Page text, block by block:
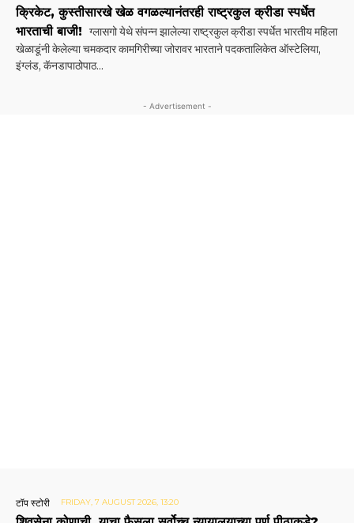
क्रिकेट, कुस्तीसारखे खेळ वगळल्यानंतरही राष्ट्रकुल क्रीडा स्पर्धेत
भारताची बाजी! ग्लासगो येथे संपन्न झालेल्या राष्ट्रकुल क्रीडा स्पर्धेत भारतीय महिला
खेळाडूंनी केलेल्या चमकदार कामगिरी‌च्या जोरावर भारताने पदकतालिकेत ऑस्टेलिया,
इंग्लंड, कॅनडापाठोपाठ...
- Advertisement -
टॉप स्टोरी FRIDAY, 7 AUGUST 2026, 13:20